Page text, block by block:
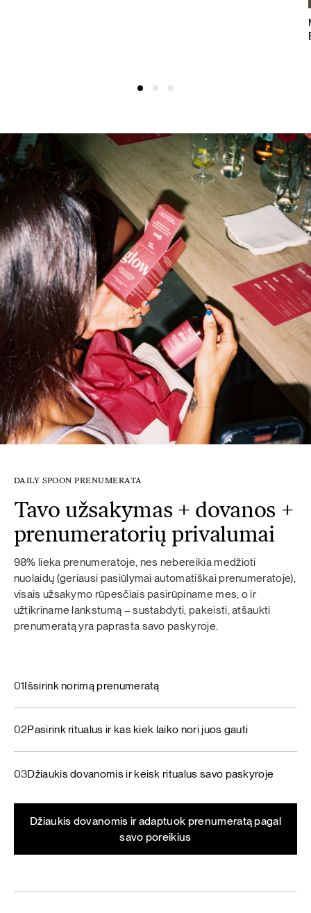
DAILY SPOON PRENUMERATA
Tavo užsakymas + dovanos +
prenumeratorių privalumai
98% lieka prenumeratoje, nes nebereikia medžioti
nuolaidų (geriausi pasiūlymai automatiškai prenumeratoje),
visais užsakymo rūpesčiais pasirūpiname mes, o ir
užtikriname lankstumą – sustabdyti, pakeisti, atšaukti
prenumeratą yra paprasta savo paskyroje.
01Išsirink norimą prenumeratą
02Pasirink ritualus ir kas kiek laiko nori juos gauti
03Džiaukis dovanomis ir keisk ritualus savo paskyroje
Džiaukis dovanomis ir adaptuok prenumeratą pagal
savo poreikius